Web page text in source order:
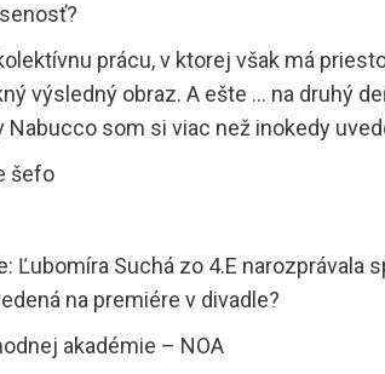
prácu, v ktorej však má
výsledný obraz. A ešte … na druhý
Nabucco som si viac než inokedy
šefo
Ľubomíra Suchá zo 4.E
na premiére v divadle?
akadémie – NOA